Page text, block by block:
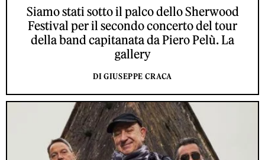
Siamo stati sotto il palco dello Sherwood
Festival per il secondo concerto del tour
della band capitanata da Piero Pelù. La
gallery
DI GIUSEPPE CRACA